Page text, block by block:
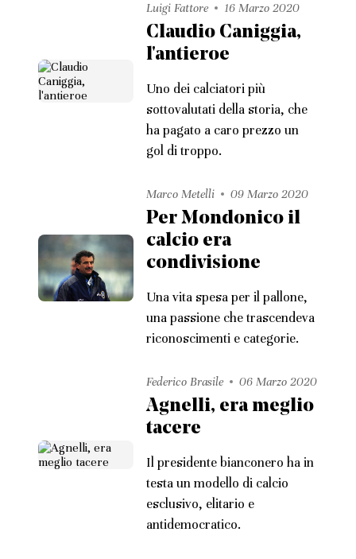
Luigi Fattore 16 Marzo 2020
Claudio Caniggia,
l'antieroe
Uno dei calciatori più
sottovalutati della storia, che
ha pagato a caro prezzo un
gol di troppo.
Marco Metelli 09 Marzo 2020
Per Mondonico il
calcio era
condivisione
Una vita spesa per il pallone,
una passione che trascendeva
riconoscimenti e categorie.
Federico Brasile 06 Marzo 2020
Agnelli, era meglio
tacere
Il presidente bianconero ha in
testa un modello di calcio
esclusivo, elitario e
antidemocratico.